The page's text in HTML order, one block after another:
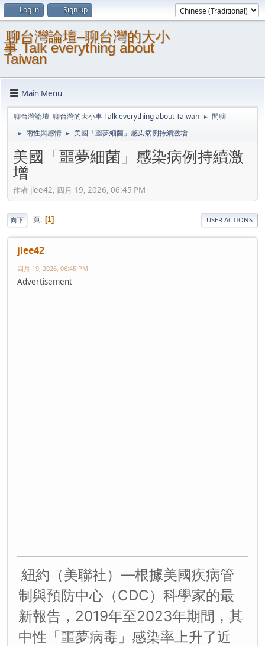
Log in Sign up
聊台灣論壇–聊台灣的大小
事 Talk everything about
Taiwan
Main Menu
聊台灣論壇–聊台灣的大小事 Talk everything about Taiwan ► 閒聊
► 兩性與感情 ► 美國「噩夢細菌」感染病例持續激增
美國「噩夢細菌」感染病例持續激
增
作者 jlee42, 四月 19, 2026, 06:45 PM
向下 頁 1 USER ACTIONS
jlee42
四月 19, 2026, 06:45 PM
Advertisement
紐約（美聯社）—根據美國疾病管
制與預防中心（CDC）科學家的最
新報告，2019年至2023年期間，其
中性「噩夢病毒」感染率上升了近